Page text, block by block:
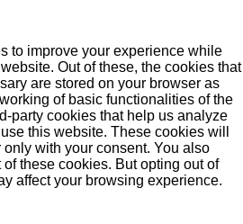
to improve your experience while
Out of these, the cookies that
are stored on your browser as
of basic functionalities of the
party cookies that help us analyze
this website. These cookies will
with your consent. You also
these cookies. But opting out of
affect your browsing experience.